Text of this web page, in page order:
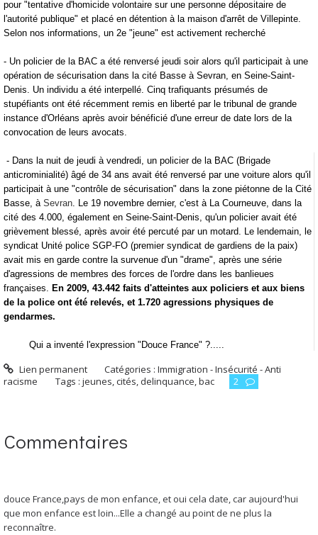
pour "tentative d'homicide volontaire sur une personne dépositaire de
l'autorité publique" et placé en détention à la maison d'arrêt de Villepinte.
Selon nos informations, un 2e "jeune" est activement recherché
- Un policier de la BAC a été renversé jeudi soir alors qu'il participait à une
opération de sécurisation dans la cité Basse à Sevran, en Seine-Saint-
Denis. Un individu a été interpellé. Cinq trafiquants présumés de
stupéfiants ont été récemment remis en liberté par le tribunal de grande
instance d'Orléans après avoir bénéficié d'une erreur de date lors de la
convocation de leurs avocats.
- Dans la nuit de jeudi à vendredi, un policier de la BAC (Brigade
anticrominialité) âgé de 34 ans avait été renversé par une voiture alors qu'il
participait à une "contrôle de sécurisation" dans la zone piétonne de la Cité
Basse, à Sevran . Le 19 novembre dernier, c'est à La Courneuve, dans la
cité des 4.000, également en Seine-Saint-Denis, qu'un policier avait été
grièvement blessé, après avoir été percuté par un motard. Le lendemain, le
syndicat Unité police SGP-FO (premier syndicat de gardiens de la paix)
avait mis en garde contre la survenue d'un "drame", après une série
d'agressions de membres des forces de l'ordre dans les banlieues
françaises. En 2009, 43.442 faits d'atteintes aux policiers et aux biens
de la police ont été relevés, et 1.720 agressions physiques de
gendarmes.
Qui a inventé l'expression "Douce France" ?.....
Lien permanent Catégories :Immigration - Insécurité - Anti
racisme
Tags : jeunes,cités, delinquance,bac 2
Commentaires
douce France,pays de mon enfance, et oui cela date, car aujourd'hui
que mon enfance est loin...Elle a changé au point de ne plus la
reconnaître.